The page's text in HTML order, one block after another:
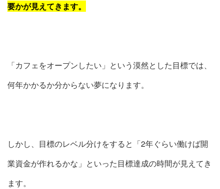
要かが見えてきます。
「カフェをオープンしたい」という漠然とした目標では、
何年かかるか分からない夢になります。
しかし、目標のレベル分けをすると「2年ぐらい働けば開
業資金が作れるかな」といった目標達成の時間が見えてき
ます。